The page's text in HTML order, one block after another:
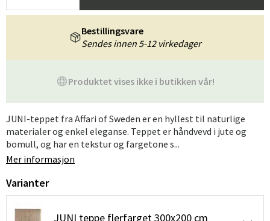
Produktet vises ikke i butikken vår!
Bestillingsvare
Sendes innen 5-12 virkedager
JUNI-teppet fra Affari of Sweden er en hyllest til naturlige
materialer og enkel eleganse. Teppet er håndvevd i jute og
bomull, og har en tekstur og fargetone s...
Mer informasjon
Varianter
JUNI teppe flerfarget 300x200 cm